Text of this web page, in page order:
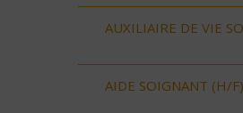
AUXILIAIRE DE VIE
AIDE SOIGNANT (H/F)